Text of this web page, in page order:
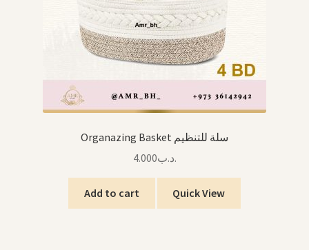
Organazing Basket سلة للتنظيم
.د.ب4.000
Add to cart Quick View